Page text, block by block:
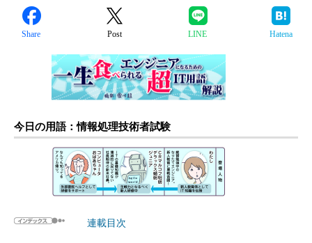
Share Post LINE Hatena
今日の用語：情報処理技術者試験
連載目次